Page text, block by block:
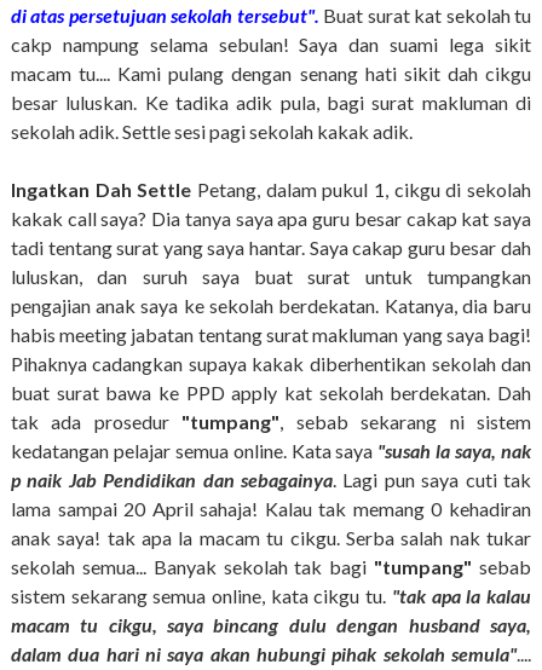
di atas persetujuan sekolah tersebut". Buat surat kat sekolah tu
cakp nampung selama sebulan! Saya dan suami lega sikit
macam tu.... Kami pulang dengan senang hati sikit dah cikgu
besar luluskan. Ke tadika adik pula, bagi surat makluman di
sekolah adik. Settle sesi pagi sekolah kakak adik.
Ingatkan Dah Settle Petang, dalam pukul 1, cikgu di sekolah
kakak call saya? Dia tanya saya apa guru besar cakap kat saya
tadi tentang surat yang saya hantar. Saya cakap guru besar dah
luluskan, dan suruh saya buat surat untuk tumpangkan
pengajian anak saya ke sekolah berdekatan. Katanya, dia baru
habis meeting jabatan tentang surat makluman yang saya bagi!
Pihaknya cadangkan supaya kakak diberhentikan sekolah dan
buat surat bawa ke PPD apply kat sekolah berdekatan. Dah
tak ada prosedur "tumpang", sebab sekarang ni sistem
kedatangan pelajar semua online. Kata saya "susah la saya, nak
p naik Jab Pendidikan dan sebagainya. Lagi pun saya cuti tak
lama sampai 20 April sahaja! Kalau tak memang 0 kehadiran
anak saya! tak apa la macam tu cikgu. Serba salah nak tukar
sekolah semua... Banyak sekolah tak bagi "tumpang" sebab
sistem sekarang semua online, kata cikgu tu. "tak apa la kalau
macam tu cikgu, saya bincang dulu dengan husband saya,
dalam dua hari ni saya akan hubungi pihak sekolah semula"....